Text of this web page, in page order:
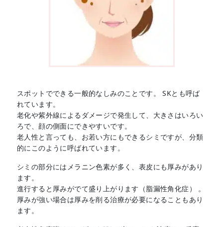
スポットでできる一般的なしみのことです。 SKとも呼ば
れています。
老化や紫外線によるダメージで発生して、大きさはいろい
ろで、顔の側面にできやすいです。
老人性と言っても、お若い方にもできるシミですが、分類
的にこのように呼ばれています。
シミの部分にはメラニン色素が多く、表皮にも厚みがあり
ます。
進行すると厚みがでて盛り上がります（脂漏性角化症） 。
厚みが強い場合は厚みを削る治療が必要になることもあり
ます。